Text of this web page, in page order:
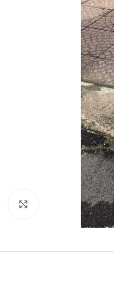
Clicca per ingrandire